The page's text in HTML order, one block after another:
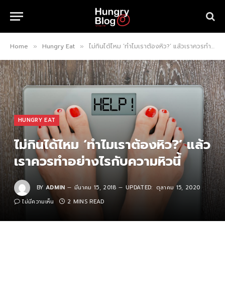
Home » Hungry Eat » ไม่กินได้ไหม ‘ทำไมเราต้องหิว?’ แล้วเราควรทำอย่างไรกับความหิวนี้
HUNGRY EAT
ไม่กินได้ไหม ‘ทำไมเราต้องหิว?’ แล้ว
เราควรทำอย่างไรกับความหิวนี้
BY ADMIN มีนาคม 15, 2018 UPDATED: ตุลาคม 15, 2020
ไม่มีความเห็น
2 MINS READ